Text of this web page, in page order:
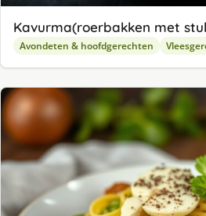
Kavurma(roerbakken met
Avondeten & hoofdgerechten